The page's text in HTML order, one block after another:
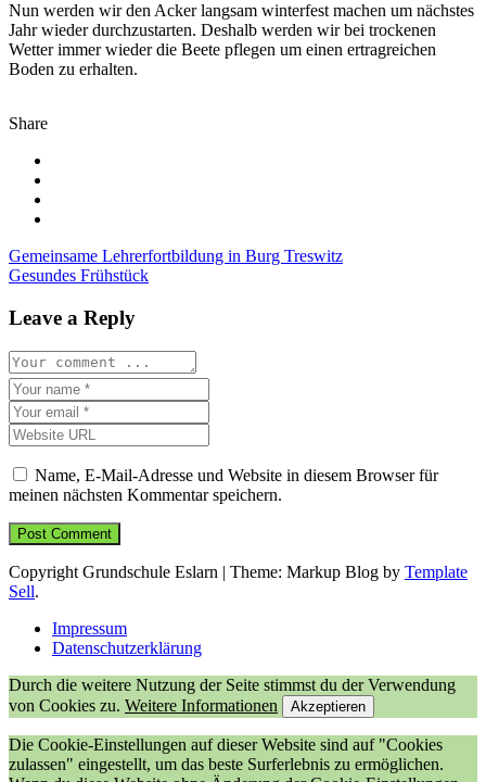
Nun werden wir den Acker langsam winterfest machen um nächstes
Jahr wieder durchzustarten. Deshalb werden wir bei trockenen
Wetter immer wieder die Beete pflegen um einen ertragreichen
Boden zu erhalten.
Share
Beitragsnavigation
Gemeinsame Lehrerfortbildung in Burg Treswitz
Gesundes Frühstück
Leave a Reply
Name, E-Mail-Adresse und Website in diesem Browser für
meinen nächsten Kommentar speichern.
Copyright Grundschule Eslarn | Theme: Markup Blog by Template
Sell.
Impressum
Datenschutzerklärung
Durch die weitere Nutzung der Seite stimmst du der Verwendung
von Cookies zu. Weitere Informationen Akzeptieren
Die Cookie-Einstellungen auf dieser Website sind auf "Cookies
zulassen" eingestellt, um das beste Surferlebnis zu ermöglichen.